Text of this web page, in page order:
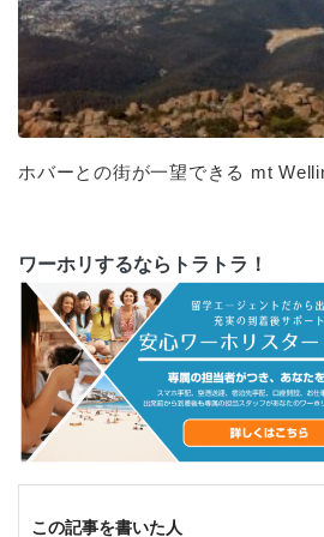
ホバーとの街が一望できる mt
ワーホリするならトラトラ！
この記事を書いた人